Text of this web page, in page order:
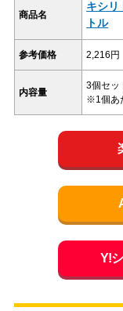
商品名
キシリ
トル
参考価格 2,216円
内容量
3個セッ
※1個あ
Y!